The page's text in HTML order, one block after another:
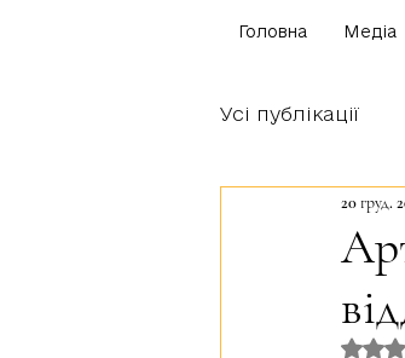
Головна Медіа
Усі публікації
Щоденник
Братство
20 груд.